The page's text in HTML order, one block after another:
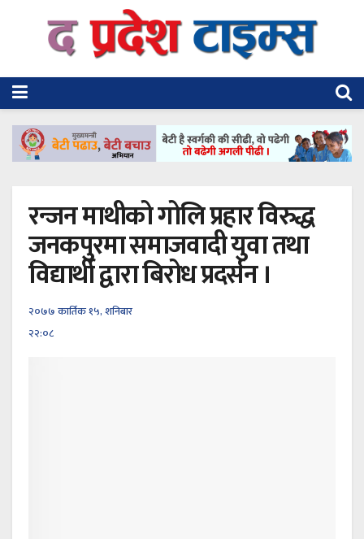
रन्जन माथीको गोलि प्रहार विरुद्ध
जनकपुरमा समाजवादी युवा तथा
विद्यार्थी द्वारा बिरोध प्रदर्सन ।
२०७७ कार्तिक १५, शनिबार
२२:०८